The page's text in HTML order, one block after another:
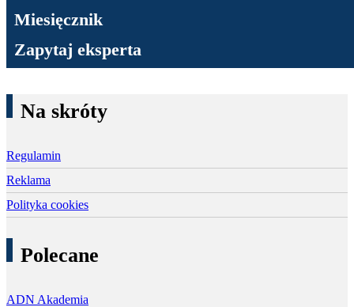
Miesięcznik
Zapytaj eksperta
Na skróty
Regulamin
Reklama
Polityka cookies
Polecane
ADN Akademia